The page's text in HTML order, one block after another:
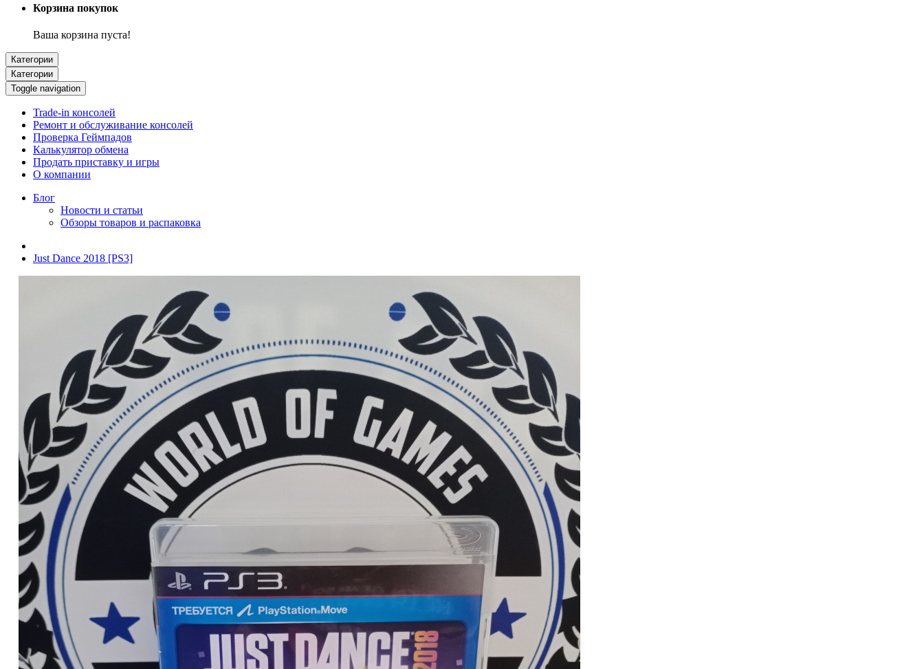
Корзина покупок
Ваша корзина пуста!
Категории
Категории
Toggle navigation
Trade-in консолей
Ремонт и обслуживание консолей
Проверка Геймпадов
Калькулятор обмена
Продать приставку и игры
О компании
Блог
Новости и статьи
Обзоры товаров и распаковка
Just Dance 2018 [PS3]